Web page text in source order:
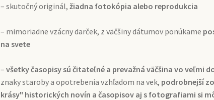
– skutočný originál, žiadna fotokópia alebo reprodukcia
– mimoriadne vzácny darček, z väčšiny dátumov ponúkame
na svete
–všetky časopisy sú čitateľné a prevažná väčšina vo veľmi
znaky staroby a opotrebenia vzhľadom na vek, podrobnejší
krásy" historických novín a časopisov aj s fotografiami si